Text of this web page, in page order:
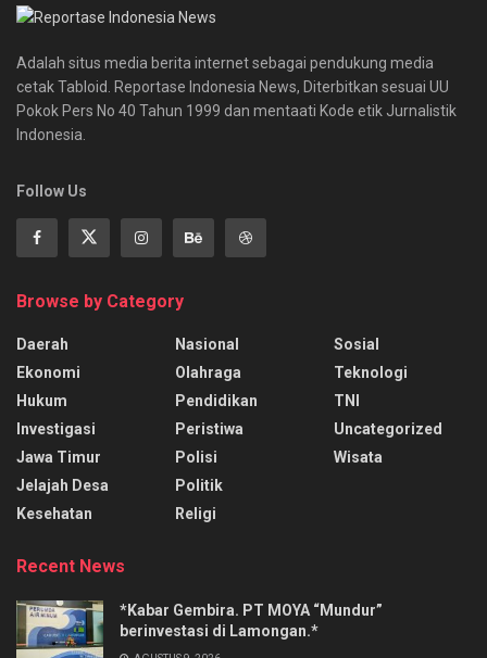
Adalah situs media berita internet sebagai pendukung media
cetak Tabloid. Reportase Indonesia News, Diterbitkan sesuai UU
Pokok Pers No 40 Tahun 1999 dan mentaati Kode etik Jurnalistik
Indonesia.
Follow Us
Browse by Category
Daerah
Ekonomi
Hukum
Investigasi
Jawa Timur
Jelajah Desa
Kesehatan
Nasional
Olahraga
Pendidikan
Peristiwa
Polisi
Politik
Religi
Sosial
Teknologi
TNI
Uncategorized
Wisata
Recent News
*Kabar Gembira. PT MOYA “Mundur”
berinvestasi di Lamongan.*